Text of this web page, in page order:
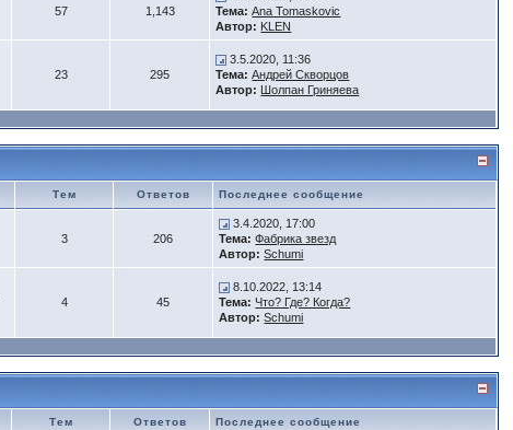
57 1,143
Тема: Ana Tomaskovic
Автор: KLEN
23 295
3.5.2020, 11:36
Тема: Андрей Скворцов
Автор:
Шолпан Гриняева
Тем Ответов Последнее сообщение
3 206
3.4.2020, 17:00
Тема: Фабрика звезд
Автор: Schumi
4 45
8.10.2022, 13:14
Тема: Что? Где? Когда?
Автор: Schumi
Тем Ответов Последнее сообщение